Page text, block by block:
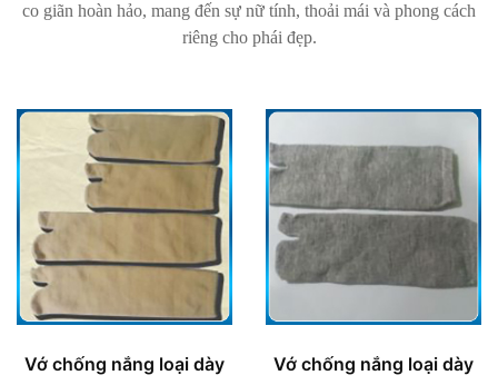
co giãn hoàn hảo, mang đến sự nữ tính, thoải mái và phong cách
riêng cho phái đẹp.
Vớ chống nắng loại dày
Vớ chống nắng loại dày